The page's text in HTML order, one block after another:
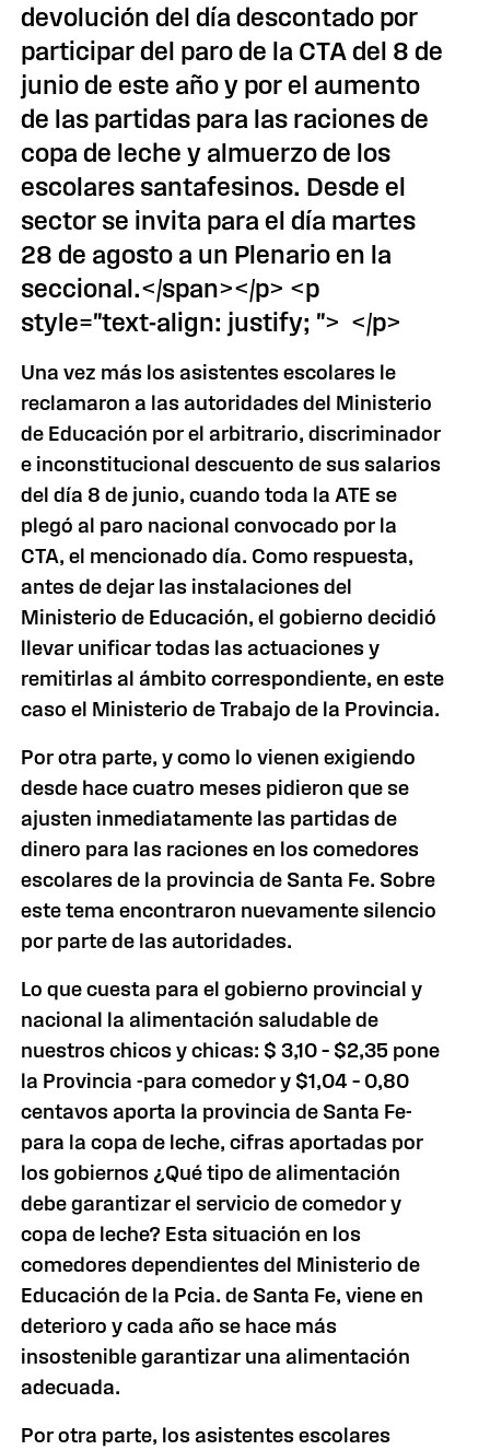
devolución del día descontado por
participar del paro de la CTA del 8 de
junio de este año y por el aumento
de las partidas para las raciones de
copa de leche y almuerzo de los
escolares santafesinos. Desde el
sector se invita para el día martes
28 de agosto a un Plenario en la
seccional.</span></p> <p
style="text-align: justify; "> </p>
Una vez más los asistentes escolares le
reclamaron a las autoridades del Ministerio
de Educación por el arbitrario, discriminador
e inconstitucional descuento de sus salarios
del día 8 de junio, cuando toda la ATE se
plegó al paro nacional convocado por la
CTA, el mencionado día. Como respuesta,
antes de dejar las instalaciones del
Ministerio de Educación, el gobierno decidió
llevar unificar todas las actuaciones y
remitirlas al ámbito correspondiente, en este
caso el Ministerio de Trabajo de la Provincia.
Por otra parte, y como lo vienen exigiendo
desde hace cuatro meses pidieron que se
ajusten inmediatamente las partidas de
dinero para las raciones en los comedores
escolares de la provincia de Santa Fe. Sobre
este tema encontraron nuevamente silencio
por parte de las autoridades.
Lo que cuesta para el gobierno provincial y
nacional la alimentación saludable de
nuestros chicos y chicas: $ 3,10 – $2,35 pone
la Provincia -para comedor y $1,04 – 0,80
centavos aporta la provincia de Santa Fe-
para la copa de leche, cifras aportadas por
los gobiernos ¿Qué tipo de alimentación
debe garantizar el servicio de comedor y
copa de leche? Esta situación en los
comedores dependientes del Ministerio de
Educación de la Pcia. de Santa Fe, viene en
deterioro y cada año se hace más
insostenible garantizar una alimentación
adecuada.
Por otra parte, los asistentes escolares